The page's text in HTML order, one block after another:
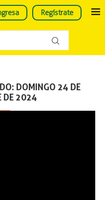
Regístrate
DOMINGO 24 DE
DE 2024